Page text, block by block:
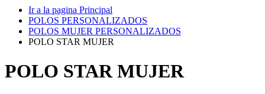
Ir a la pagina Principal
POLOS PERSONALIZADOS
POLOS MUJER PERSONALIZADOS
POLO STAR MUJER
POLO STAR MUJER